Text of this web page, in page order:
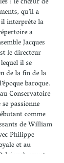
qu’il a
il interprète la
a
Jacques
le directeur
il se
de la fin de la
baroque.
Conservatoire
passionne
comme
de William
Philippe
et au
avant